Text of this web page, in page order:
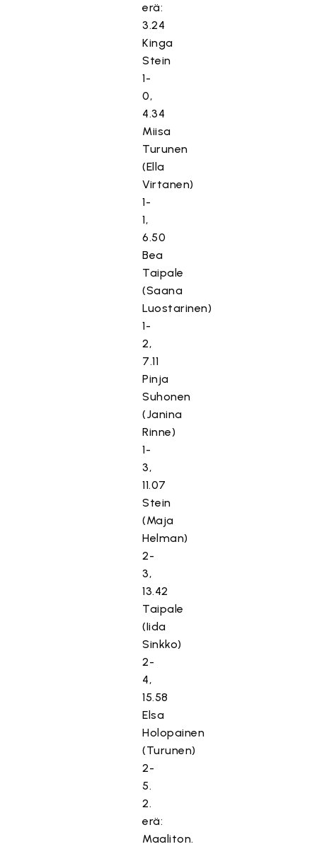
erä:
3.24
Kinga
Stein
1-
0,
4.34
Miisa
Turunen
(Ella
Virtanen)
1-
1,
6.50
Bea
Taipale
(Saana
Luostarinen)
1-
2,
7.11
Pinja
Suhonen
(Janina
Rinne)
1-
3,
11.07
Stein
(Maja
Helman)
2-
3,
13.42
Taipale
(Iida
Sinkko)
2-
4,
15.58
Elsa
Holopainen
(Turunen)
2-
5.
2.
erä:
Maaliton.